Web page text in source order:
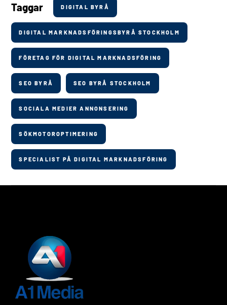
Taggar DIGITAL BYRÅ
DIGITAL MARKNADSFÖRINGSBYRÅ STOCKHOLM
FÖRETAG FÖR DIGITAL MARKNADSFÖRING
SEO BYRÅ SEO BYRÅ STOCKHOLM
SOCIALA MEDIER ANNONSERING
SÖKMOTOROPTIMERING
SPECIALIST PÅ DIGITAL MARKNADSFÖRING